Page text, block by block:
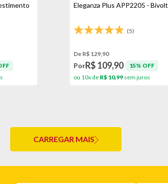
Eleganza Plus APP2205 - Bivolt
(5)
De R$ 129,90
PorR$ 109,90
15% OFF
ou 10x de R$ 10,99 sem juros
CARREGAR MAIS